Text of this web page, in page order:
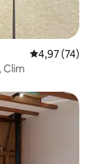
Note
4,97 (74)
Clim